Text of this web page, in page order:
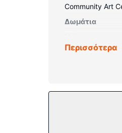
Community Art
Δωμάτια
επίπεδη οθόνη
Μην
θα βρείτε
Περισσότερα